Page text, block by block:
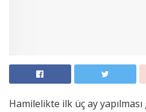
Hamilelikte ilk üç ay